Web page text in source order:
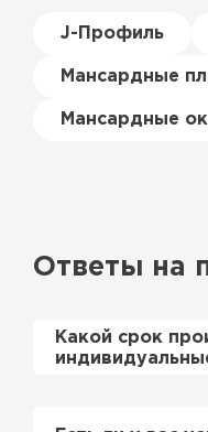
J-Профиль
Мансардные
Мансардные
Ответы на
Какой срок
профнастила 1-